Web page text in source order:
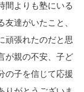
間よりも塾にいる
達がいたこと、
頑張れたのだと思
が親の不安、子ど
の子を信じて応援